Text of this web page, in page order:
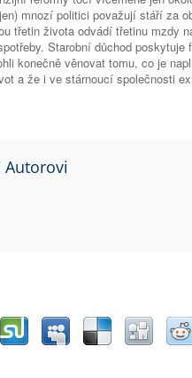
mnozí politici považují stáří za
třetin života odvádí třetinu mzdy
Starobní důchod
konečně věnovat tomu, co je
a že i ve stárnoucí společnosti
Autorovi